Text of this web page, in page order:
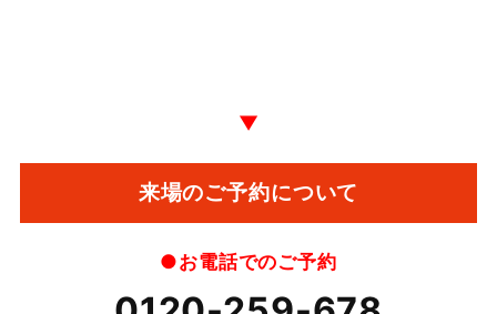
▼
来場のご予約について
●お電話でのご予約